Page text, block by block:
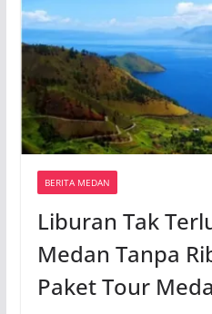
BERITA MEDAN
Liburan Tak
Medan Tanpa
Paket Tour